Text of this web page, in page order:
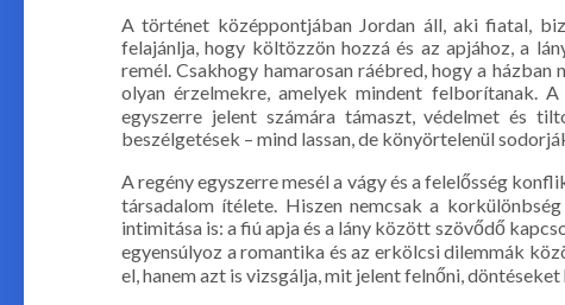
A történet középpontjában Jordan áll, aki fiatal,
felajánlja, hogy költözzön hozzá és az apjához, a
remél. Csakhogy hamarosan ráébred, hogy a
olyan érzelmekre, amelyek mindent felborítanak.
egyszerre jelent számára támaszt, védelmet és
beszélgetések – mind lassan, de könyörtelenül
A regény egyszerre mesél a vágy és a felelősség
társadalom ítélete. Hiszen nemcsak a
intimitása is: a fiú apja és a lány között szövődő
egyensúlyoz a romantika és az erkölcsi dilemmák
el, hanem azt is vizsgálja, mit jelent felnőni,